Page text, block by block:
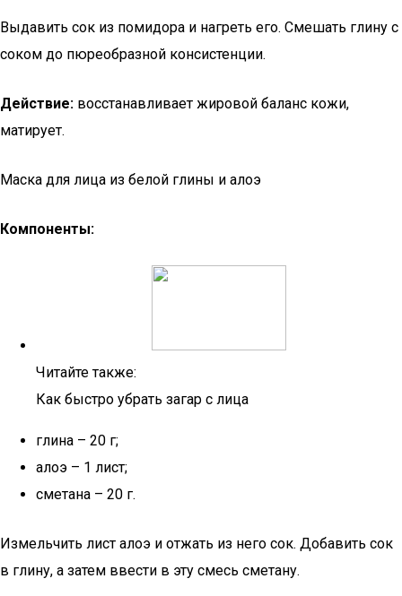
Выдавить сок из помидора и нагреть его. Смешать глину с
соком до пюреобразной консистенции.
Действие: восстанавливает жировой баланс кожи,
матирует.
Маска для лица из белой глины и алоэ
Компоненты:
Читайте также:
Как быстро убрать загар с лица
глина – 20 г;
алоэ – 1 лист;
сметана – 20 г.
Измельчить лист алоэ и отжать из него сок. Добавить сок
в глину, а затем ввести в эту смесь сметану.